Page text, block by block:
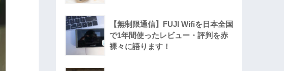
【無制限通信】FUJI Wifiを日本全国
で1年間使ったレビュー・評判を赤
裸々に語ります！